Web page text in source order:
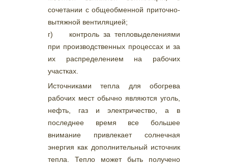
сочетании с общеобменной приточно-
вытяжной вентиляцией;
г) контроль за тепловыделениями
при производственных процессах и за
их распределением на рабочих
участках.
Источниками тепла для обогрева
рабочих мест обычно являются уголь,
нефть, газ и электричество, а в
последнее время все большее
внимание привлекает солнечная
энергия как дополнительный источник
тепла. Тепло может быть получено